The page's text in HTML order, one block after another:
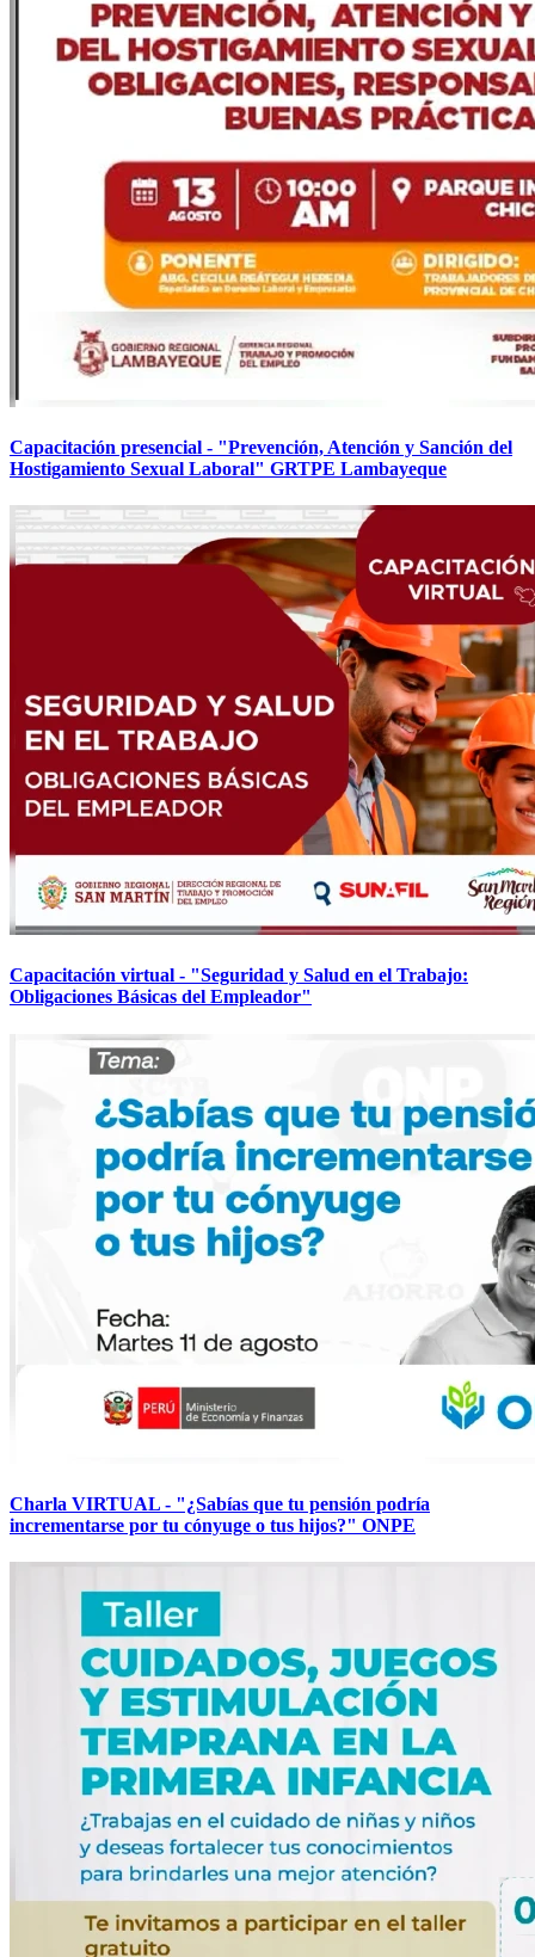
Capacitación presencial - "Prevención, Atención y Sanción del
Hostigamiento Sexual Laboral" GRTPE Lambayeque
Capacitación virtual - "Seguridad y Salud en el Trabajo:
Obligaciones Básicas del Empleador"
Charla VIRTUAL - "¿Sabías que tu pensión podría
incrementarse por tu cónyuge o tus hijos?" ONPE